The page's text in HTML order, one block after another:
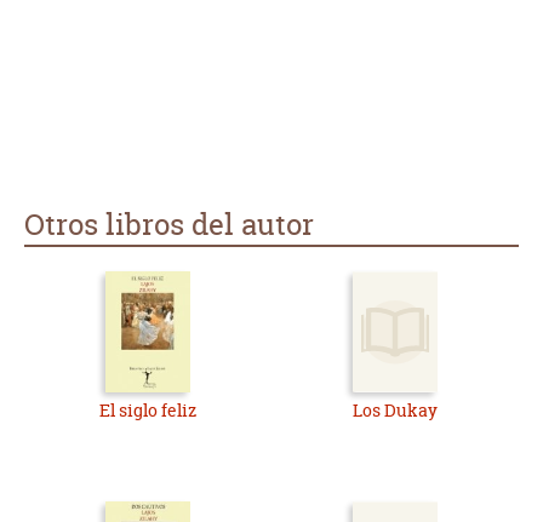
Otros libros del autor
El siglo feliz Los Dukay